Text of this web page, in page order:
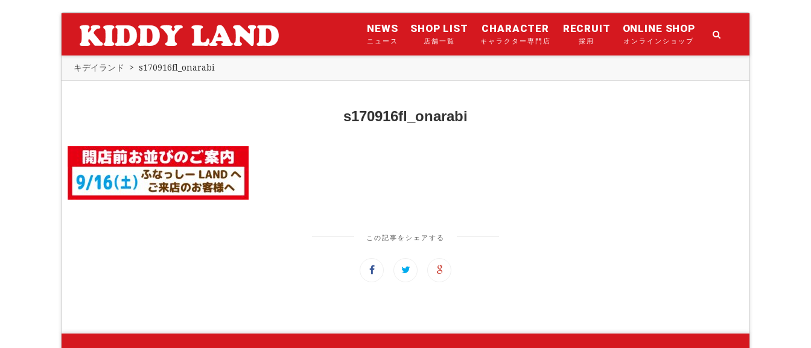
NEWS
ニュース
SHOP LIST
店舗一覧
CHARACTER
キャラクター専門店
RECRUIT
採用
ONLINE SHOP
オンラインショップ
キデイランド > s170916fl_onarabi
s170916fl_onarabi
この記事をシェアする